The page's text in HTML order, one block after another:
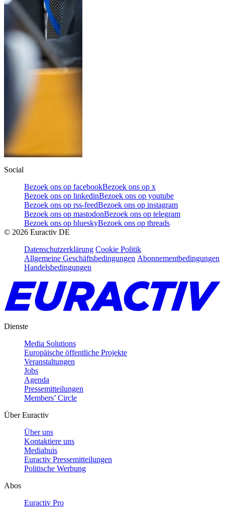
Social
Bezoek ons op facebookBezoek ons op x
Bezoek ons op linkedinBezoek ons op youtube
Bezoek ons op rss-feedBezoek ons op instagram
Bezoek ons op mastodonBezoek ons op telegram
Bezoek ons op blueskyBezoek ons op threads
© 2026 Euractiv DE
Datenschutzerklärung Cookie Politik
Allgemeine Geschäftsbedingungen Abonnementbedingungen
Handelsbedingungen
Dienste
Media Solutions
Europäische öffentliche Projekte
Veranstaltungen
Jobs
Agenda
Pressemitteilungen
Members’ Circle
Über Euractiv
Über uns
Kontaktiere uns
Mediahuis
Euractiv Pressemitteilungen
Politische Werbung
Abos
Euractiv Pro